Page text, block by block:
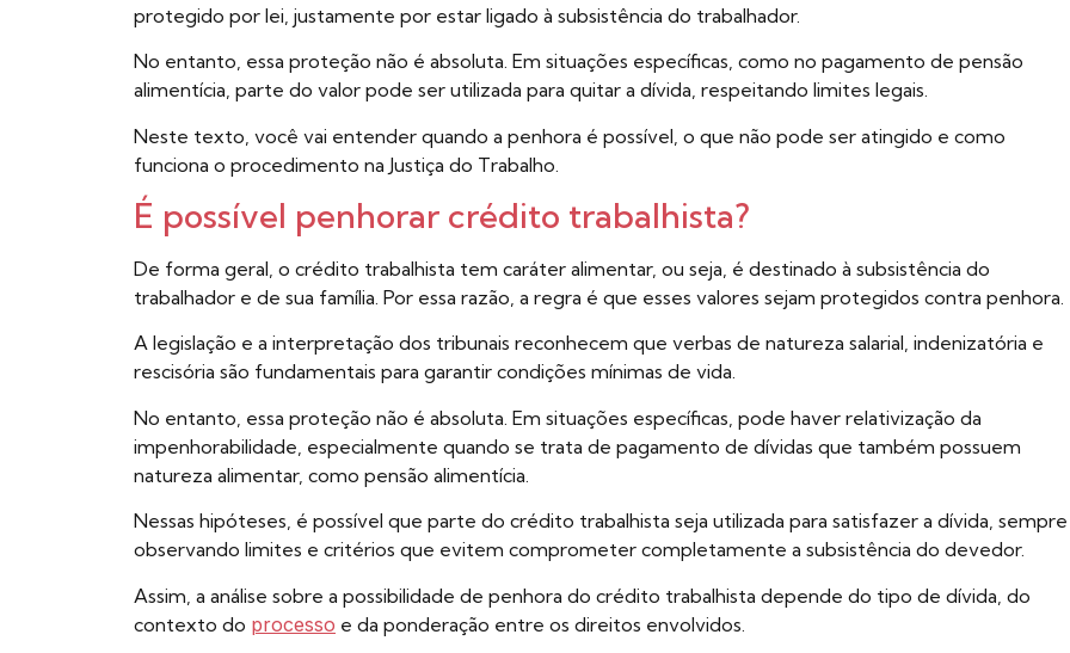
protegido por lei, justamente por estar ligado à subsistência do trabalhador.
No entanto, essa proteção não é absoluta. Em situações específicas, como no pagamento de pensão
alimentícia, parte do valor pode ser utilizada para quitar a dívida, respeitando limites legais.
Neste texto, você vai entender quando a penhora é possível, o que não pode ser atingido e como
funciona o procedimento na Justiça do Trabalho.
É possível penhorar crédito trabalhista?
De forma geral, o crédito trabalhista tem caráter alimentar, ou seja, é destinado à subsistência do
trabalhador e de sua família. Por essa razão, a regra é que esses valores sejam protegidos contra penhora.
A legislação e a interpretação dos tribunais reconhecem que verbas de natureza salarial, indenizatória e
rescisória são fundamentais para garantir condições mínimas de vida.
No entanto, essa proteção não é absoluta. Em situações específicas, pode haver relativização da
impenhorabilidade, especialmente quando se trata de pagamento de dívidas que também possuem
natureza alimentar, como pensão alimentícia.
Nessas hipóteses, é possível que parte do crédito trabalhista seja utilizada para satisfazer a dívida, sempre
observando limites e critérios que evitem comprometer completamente a subsistência do devedor.
Assim, a análise sobre a possibilidade de penhora do crédito trabalhista depende do tipo de dívida, do
contexto do processo e da ponderação entre os direitos envolvidos.